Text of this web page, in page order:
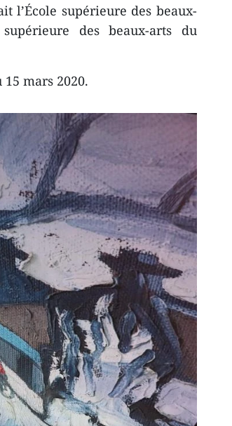
l’École supérieure des beaux-
des beaux-arts du
mars 2020.